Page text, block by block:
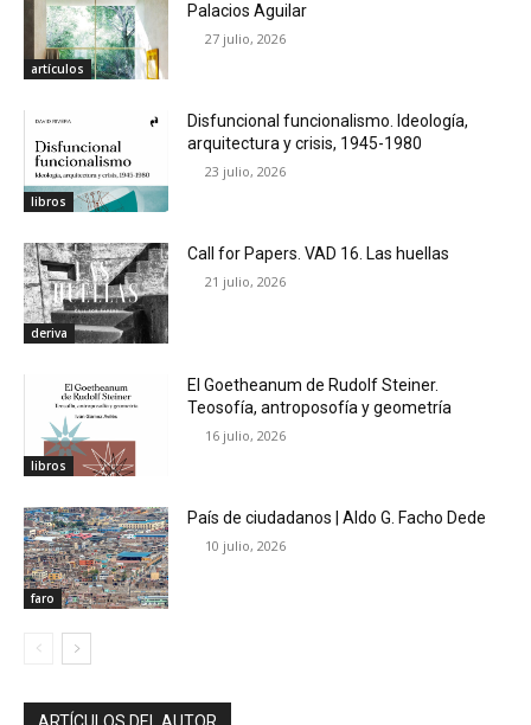
artículos
Palacios Aguilar
27 julio, 2026
libros
Disfuncional funcionalismo. Ideología,
arquitectura y crisis, 1945-1980
23 julio, 2026
deriva
Call for Papers. VAD 16. Las huellas
21 julio, 2026
libros
El Goetheanum de Rudolf Steiner.
Teosofía, antroposofía y geometría
16 julio, 2026
faro
País de ciudadanos | Aldo G. Facho Dede
10 julio, 2026
ARTÍCULOS DEL AUTOR